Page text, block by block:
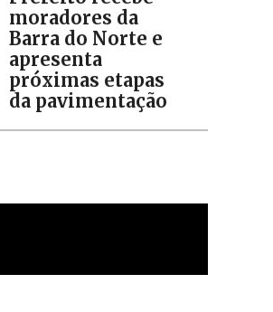
moradores da
Barra do Norte e
apresenta
próximas etapas
da pavimentação